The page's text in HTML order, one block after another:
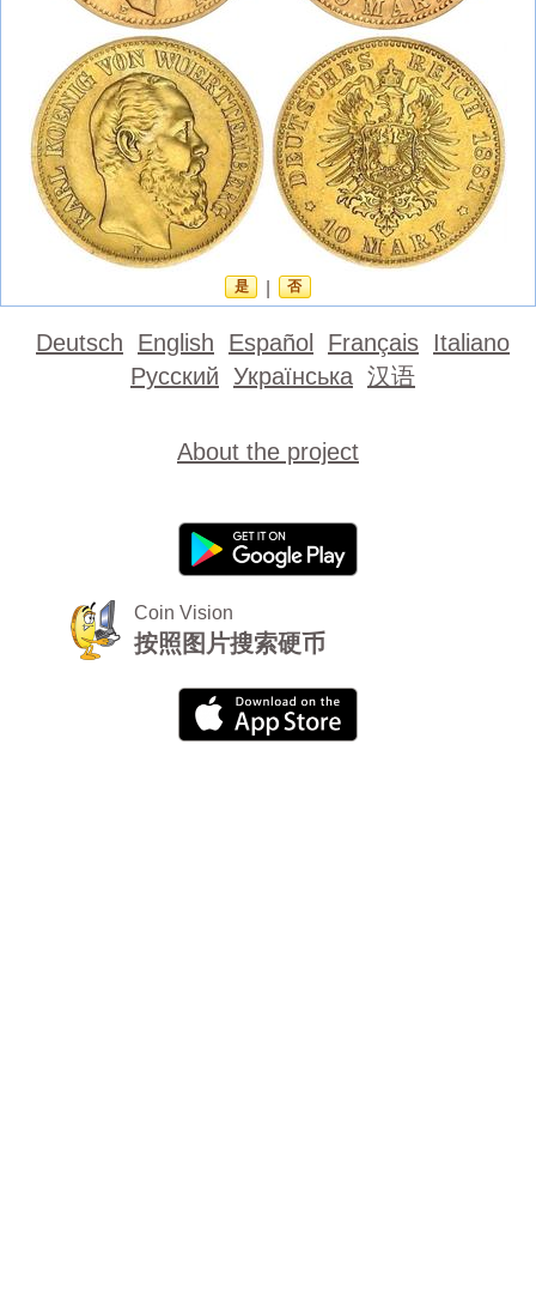
是 否
Deutsch English Español Français Italiano
Русский Українська 汉语
About the project
Coin Vision
按照图片搜索硬币